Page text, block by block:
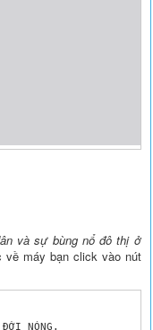
và sự bùng nổ đô thị ở
về máy bạn click vào nút
NÓNG.